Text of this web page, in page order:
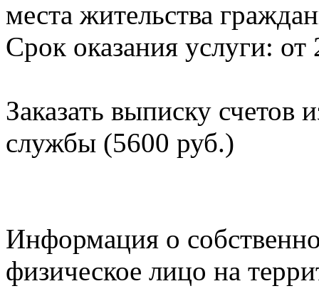
места жительства
Срок оказания услуги: от
Заказать выписку счетов
службы (5600 руб.)
Информация о
физическое лицо на